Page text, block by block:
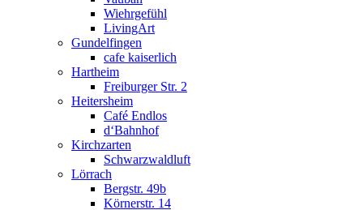
Wiehrgefühl
LivingArt
Gundelfingen
cafe kaiserlich
Hartheim
Freiburger Str. 2
Heitersheim
Café Endlos
d‘Bahnhof
Kirchzarten
Schwarzwaldluft
Lörrach
Bergstr. 49b
Körnerstr. 14